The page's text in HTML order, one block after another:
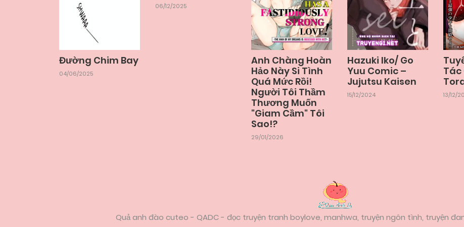
Đường Chim Bay
04/06/2025
06/12/2025
Anh Chàng Hoàn
Hảo Này Si Tình
Quá Mức Rồi!
Người Tôi Thầm
Thương Muốn
"Giam Cầm" Tôi
Sao!?
29/01/2026
Hazuki Iko/ Go
Yuu Comic –
Jujutsu Kaisen
15/12/2024
Tác
13/12/
Quả anh đào cuteo - QADC - đọc truyện tranh boylove, manhwa, truyện ngôn tình, truyện